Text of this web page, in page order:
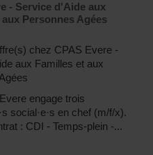
- Service d'Aide aux
Personnes Agées
chez CPAS Evere -
aux Familles et aux
engage trois
social·e·s en chef (m/f/x).
: CDI - Temps-plein -...